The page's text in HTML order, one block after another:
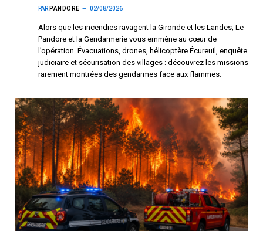
PAR PANDORE 02/08/2026
Alors que les incendies ravagent la Gironde et les Landes, Le
Pandore et la Gendarmerie vous emmène au cœur de
l’opération. Évacuations, drones, hélicoptère Écureuil, enquête
judiciaire et sécurisation des villages : découvrez les missions
rarement montrées des gendarmes face aux flammes.